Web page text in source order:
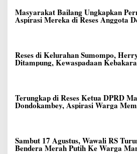
Masyarakat Bailang Ungkapkan
Aspirasi Mereka di Reses Anggota
Dumais
Reses di Kelurahan Sumompo,
Ditampung, Kewaspadaan
Ditingkatkan
Terungkap di Reses Ketua DPRD
Dondokambey, Aspirasi Warga
Banjer Dipindahkan ke Kantor DLH
Sambut 17 Agustus, Wawali RS
Bendera Merah Putih Ke Warga